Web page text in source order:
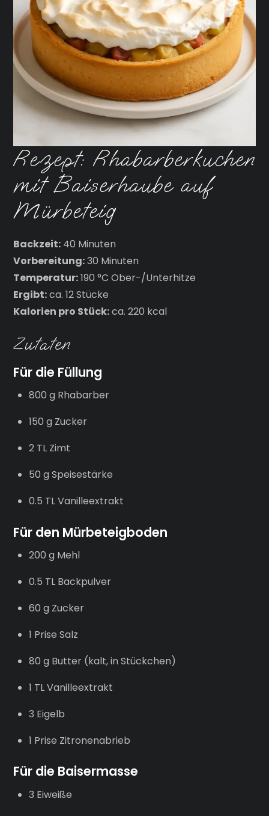
Rezept: Rhabarberkuchen
mit Baiserhaube auf
Mürbeteig
Backzeit: 40 Minuten
Vorbereitung:30 Minuten
Temperatur:190 °C Ober-/Unterhitze
Ergibt:ca. 12 Stücke
Kalorien pro Stück:ca. 220 kcal
Zutaten
Für die Füllung
800 g Rhabarber
150 g Zucker
2 TL Zimt
50 g Speisestärke
0.5 TL Vanilleextrakt
Für den Mürbeteigboden
200 g Mehl
0.5 TL Backpulver
60 g Zucker
1 Prise Salz
80 g Butter (kalt, in Stückchen)
1 TL Vanilleextrakt
3 Eigelb
1 Prise Zitronenabrieb
Für die Baisermasse
3 Eiweiße